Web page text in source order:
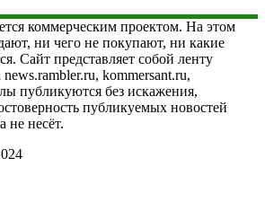
коммерческим проектом. На этом
ни чего не покупают, ни какие
Сайт представляет собой ленту
kommersant.ru,
публикуются без искажения,
публикуемых новостей
не несёт.